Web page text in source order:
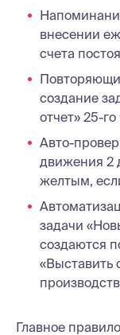
внесении
счета
создание
отчет» 25-
Авто-
движения 2
желтым,
задачи
создаются
«Выставить
Главное